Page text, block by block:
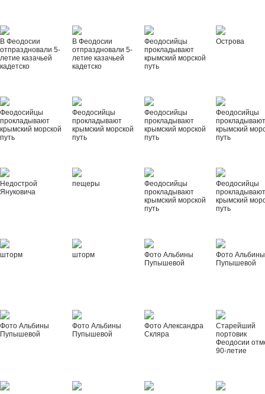
В Феодосии
отпраздновали 5-
летие казачьей
кадетско
В Феодосии
отпраздновали 5-
летие казачьей
кадетско
Феодосийцы
прокладывают
крымский морской
путь
Острова
Феодосийцы
прокладывают
крымский морской
путь
Феодосийцы
прокладывают
крымский морской
путь
Феодосийцы
прокладывают
крымский морской
путь
Феодосийцы
крымский
путь
Недострой
Януковича
пещеры
Феодосийцы
прокладывают
крымский морской
путь
Феодосийцы
крымский
путь
шторм шторм
Фото Альбины
Пупышевой
Фото Альбины
Пупышевой
Фото Альбины
Пупышевой
Фото Альбины
Пупышевой
Фото Александра
Скляра
Старейший
портовик
Феодосии
90-летие